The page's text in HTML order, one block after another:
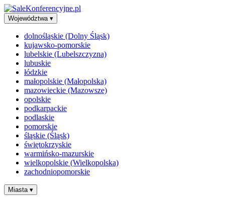
Województwa ▾
dolnośląskie (Dolny Śląsk)
kujawsko-pomorskie
lubelskie (Lubelszczyzna)
lubuskie
łódzkie
małopolskie (Małopolska)
mazowieckie (Mazowsze)
opolskie
podkarpackie
podlaskie
pomorskie
śląskie (Śląsk)
świętokrzyskie
warmińsko-mazurskie
wielkopolskie (Wielkopolska)
zachodniopomorskie
Miasta ▾